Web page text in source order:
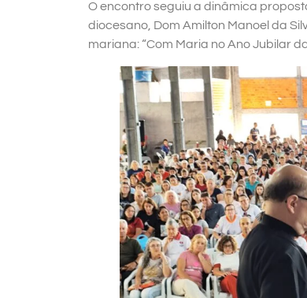
O encontro seguiu a dinâmica
diocesano, Dom Amilton Manoel da
mariana: “Com Maria no Ano Jubilar